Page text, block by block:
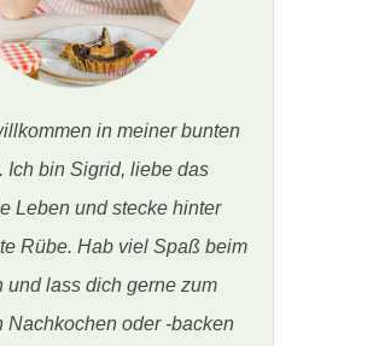
in meiner bunten
Ich bin Sigrid, liebe das
Leben und stecke hinter
Rübe. Hab viel Spaß beim
und lass dich gerne zum
Nachkochen oder -backen